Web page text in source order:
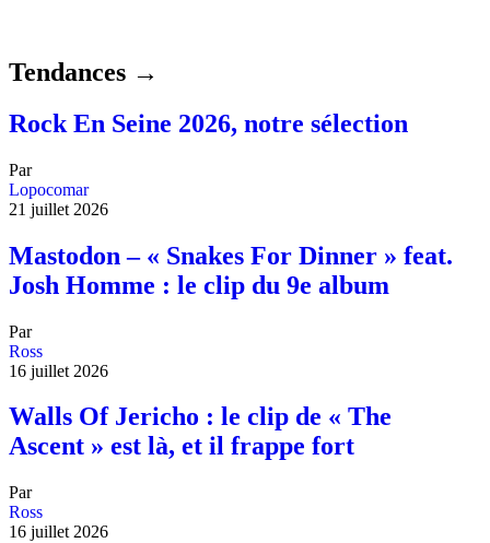
Tendances →
Rock En Seine 2026, notre sélection
Par
Lopocomar
21 juillet 2026
Mastodon – « Snakes For Dinner » feat.
Josh Homme : le clip du 9e album
Par
Ross
16 juillet 2026
Walls Of Jericho : le clip de « The
Ascent » est là, et il frappe fort
Par
Ross
16 juillet 2026